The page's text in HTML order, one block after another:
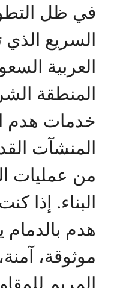
في ظل
السريع
العربية
المنطقة
خدمات هدم
المنشآت
من عمليات
البناء. إذا
هدم
موثوقة،
المريم